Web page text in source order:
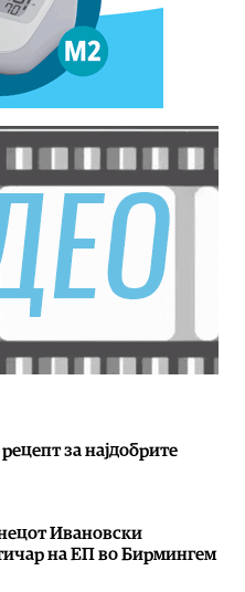
за најдобрите
Ивановски
на ЕП во Бирмингем